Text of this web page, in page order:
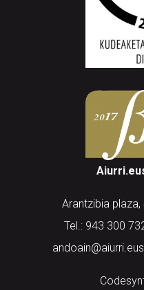
Arantzibia plaza,
Tel.: 943 300